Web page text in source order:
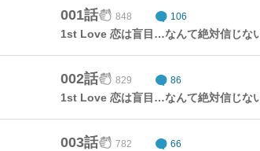
001話 848 106
1st Love 恋は盲目…なんて絶対信じな
002話 829 86
1st Love 恋は盲目…なんて絶対信じな
003話 782 66